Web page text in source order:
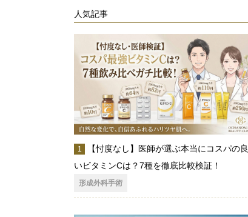
人気記事
【忖度なし】医師が選ぶ本当にコスパの良
いビタミンCは？7種を徹底比較検証！
形成外科手術